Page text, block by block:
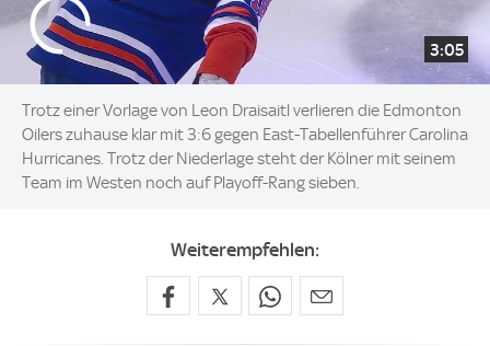
3:05
Trotz einer Vorlage von Leon Draisaitl verlieren die Edmonton
Oilers zuhause klar mit 3:6 gegen East-Tabellenführer Carolina
Hurricanes. Trotz der Niederlage steht der Kölner mit seinem
Team im Westen noch auf Playoff-Rang sieben.
Weiterempfehlen: